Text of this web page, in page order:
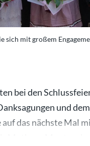
sich mit großem
bei den
und
das nächste Mal